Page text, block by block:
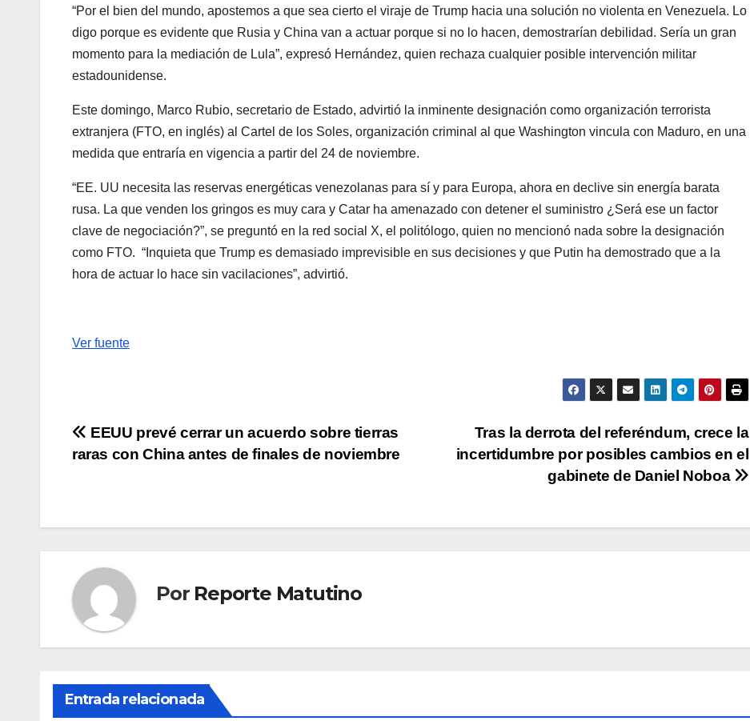
“Por el bien del mundo, apostemos a que sea cierto el viraje de Trump hacia una solución no violenta en Venezuela. Lo
digo porque es evidente que Rusia y China van a actuar porque si no lo hacen, demostrarían debilidad. Sería un gran
momento para la mediación de Lula”, expresó Hernández, quien rechaza cualquier posible intervención militar
estadounidense.
Este domingo, Marco Rubio, secretario de Estado, advirtió la inminente designación como organización terrorista
extranjera (FTO, en inglés) al Cartel de los Soles, organización criminal al que Washington vincula con Maduro, en una
medida que entraría en vigencia a partir del 24 de noviembre.
“EE. UU necesita las reservas energéticas venezolanas para sí y para Europa, ahora en declive sin energía barata
rusa. La que venden los gringos es muy cara y Catar ha amenazado con detener el suministro ¿Será ese un factor
clave de negociación?”, se preguntó en la red social X, el politólogo, quien no mencionó nada sobre la designación
como FTO. “Inquieta que Trump es demasiado imprevisible en sus decisiones y que Putin ha demostrado que a la
hora de actuar lo hace sin vacilaciones”, advirtió.
Ver fuente
Navegación
Tras la derrota del referéndum, crece la
incertidumbre por posibles cambios en el
gabinete de Daniel Noboa
EEUU prevé cerrar un acuerdo sobre tierras
raras con China antes de finales de noviembre
Por Reporte Matutino
Entrada relacionada